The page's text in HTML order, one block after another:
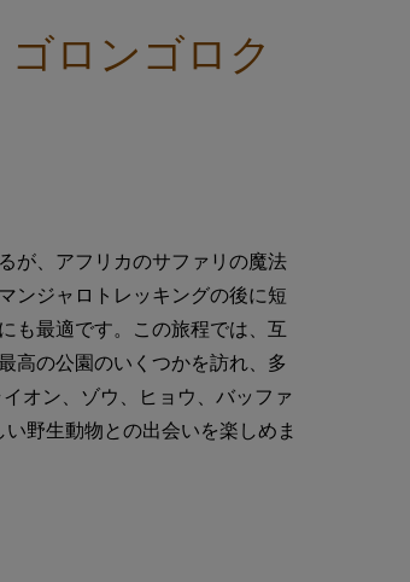
ロンゴロク
が、アフリカのサファリの魔法
ンジャロトレッキングの後に短
も最適です。この旅程では、互
高の公園のいくつかを訪れ、多
オン、ゾウ、ヒョウ、バッファ
野生動物との出会いを楽しめま